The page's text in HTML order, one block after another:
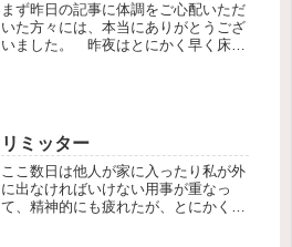
まず昨日の記事に体調をご心配いただ
いた方々には、本当にありがとうござ
いました。 昨夜はとにかく早く床に
にし...
リミッター
ここ数日は他人が家に入ったり私が外
に出なければいけない用事が重なっ
て、精神的にも疲れたが、とにかく昼